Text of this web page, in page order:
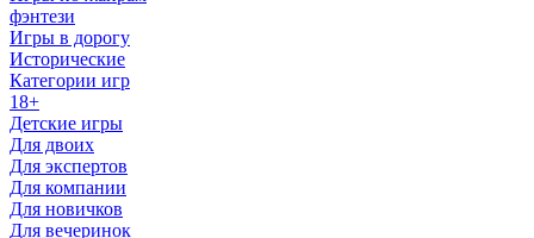
фэнтези
Игры в дорогу
Исторические
Категории игр
18+
Детские игры
Для двоих
Для экспертов
Для компании
Для новичков
Для вечеринок